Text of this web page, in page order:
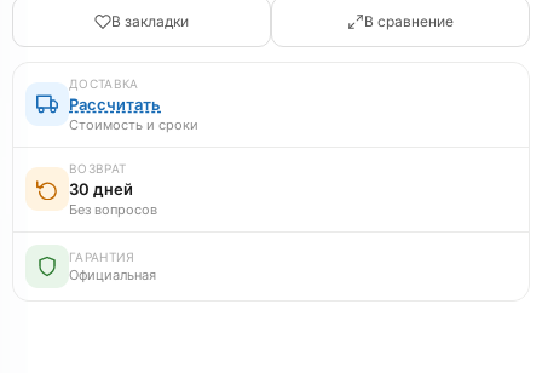
В закладки В сравнение
ДОСТАВКА
Рассчитать
Стоимость и сроки
ВОЗВРАТ
30 дней
Без вопросов
ГАРАНТИЯ
Официальная